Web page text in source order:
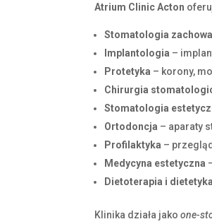
Atrium Clinic Acton
Stomatologia
Implantologia –
Protetyka – korony,
Chirurgia
Stomatologia
Ortodoncja – aparaty
Profilaktyka –
Medycyna estetyczna
Dietoterapia i
Klinika działa jakoone-